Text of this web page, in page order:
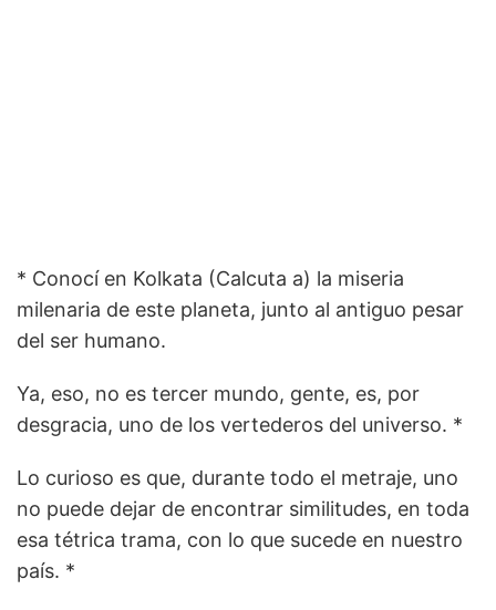
* Conocí en Kolkata (Calcuta a) la miseria
milenaria de este planeta, junto al antiguo pesar
del ser humano.
Ya, eso, no es tercer mundo, gente, es, por
desgracia, uno de los vertederos del universo. *
Lo curioso es que, durante todo el metraje, uno
no puede dejar de encontrar similitudes, en toda
esa tétrica trama, con lo que sucede en nuestro
país. *